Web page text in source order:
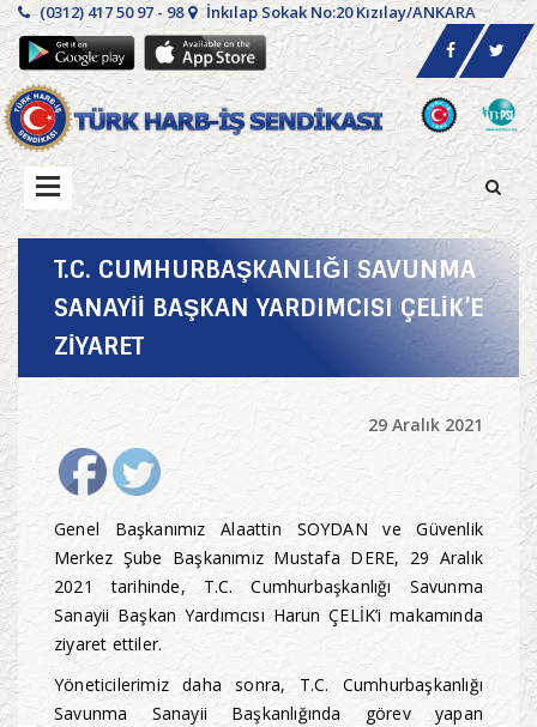
(0312) 417 50 97 - 98 İnkılap Sokak No:20 Kızılay/ANKARA
T.C. CUMHURBAŞKANLIĞI SAVUNMA
SANAYİİ BAŞKAN YARDIMCISI ÇELİK’E
ZİYARET
29 Aralık 2021
Genel Başkanımız Alaattin SOYDAN ve Güvenlik
Merkez Şube Başkanımız Mustafa DERE, 29 Aralık
2021 tarihinde, T.C. Cumhurbaşkanlığı Savunma
Sanayii Başkan Yardımcısı Harun ÇELİK’i makamında
ziyaret ettiler.
Yöneticilerimiz daha sonra, T.C. Cumhurbaşkanlığı
Savunma Sanayii Başkanlığında görev yapan